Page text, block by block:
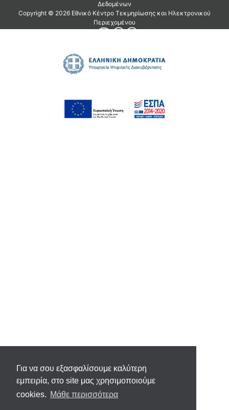
Για να σου εξασφαλίσουμε καλύτερη
εμπειρία, στο site μας χρησιμοποιούμε
cookies. Μάθε περισσότερα